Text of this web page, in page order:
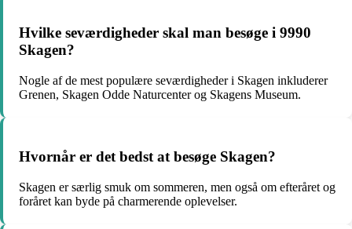
Hvilke seværdigheder skal man besøge i 9990
Skagen?
Nogle af de mest populære seværdigheder i Skagen inkluderer
Grenen, Skagen Odde Naturcenter og Skagens Museum.
Hvornår er det bedst at besøge Skagen?
Skagen er særlig smuk om sommeren, men også om efteråret og
foråret kan byde på charmerende oplevelser.